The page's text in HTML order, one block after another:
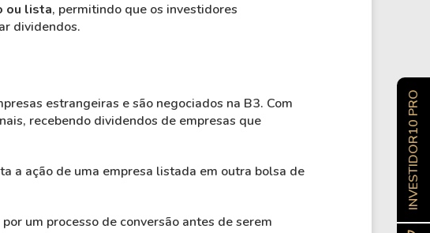
ou lista, permitindo que os investidores
dividendos.
estrangeiras e são negociados na B3. Com
recebendo dividendos de empresas que
a ação de uma empresa listada em outra bolsa de
um processo de conversão antes de serem
INVESTIDOR10 PRO